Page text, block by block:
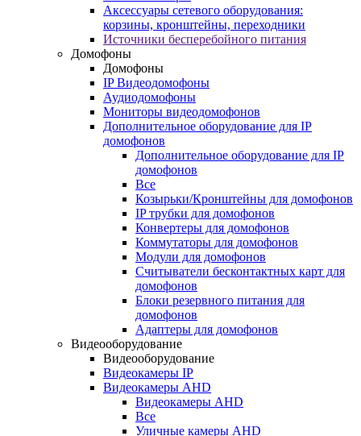
Аксессуары сетевого оборудования:
корзины, кронштейны, переходники
Источники бесперебойного питания
Домофоны
Домофоны
IP Видеодомофоны
Аудиодомофоны
Мониторы видеодомофонов
Дополнительное оборудование для IP
домофонов
Дополнительное оборудование для IP
домофонов
Все
Козырьки/Кронштейны для домофонов
IP трубки для домофонов
Конвертеры для домофонов
Коммутаторы для домофонов
Модули для домофонов
Считыватели бесконтактных карт для
домофонов
Блоки резервного питания для
домофонов
Адаптеры для домофонов
Видеооборудование
Видеооборудование
Видеокамеры IP
Видеокамеры AHD
Видеокамеры AHD
Все
Уличные камеры AHD